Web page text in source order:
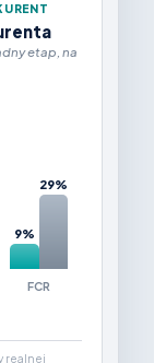
etap, na
9%
29%
FCR
realnej